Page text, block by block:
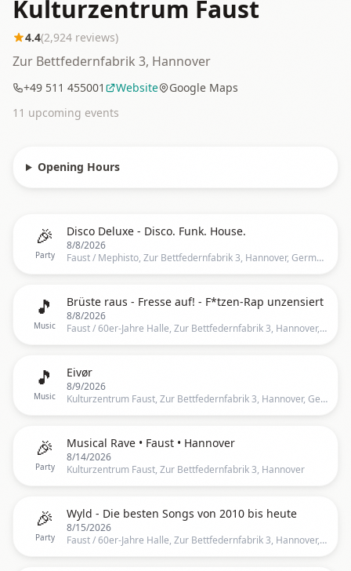
Kulturzentrum Faust
4.4(2,924 reviews)
Zur Bettfedernfabrik 3, Hannover
+49 511 455001 Website
Google Maps
11 upcoming events
Opening Hours
🎉
Party
Disco Deluxe - Disco. Funk. House.
8/8/2026
Faust / Mephisto, Zur Bettfedernfabrik 3, Hannover, Germany
🎵
Music
Brüste raus - Fresse auf! - F*tzen-Rap unzensiert
8/8/2026
Faust / 60er-Jahre Halle, Zur Bettfedernfabrik 3, Hannover, Germany
🎵
Music
Eivør
8/9/2026
Kulturzentrum Faust, Zur Bettfedernfabrik 3, Hannover, Germany
🎉
Party
Musical Rave • Faust • Hannover
8/14/2026
Kulturzentrum Faust, Zur Bettfedernfabrik 3, Hannover
🎉
Party
Wyld - Die besten Songs von 2010 bis heute
8/15/2026
Faust / 60er-Jahre Halle, Zur Bettfedernfabrik 3, Hannover, Germany